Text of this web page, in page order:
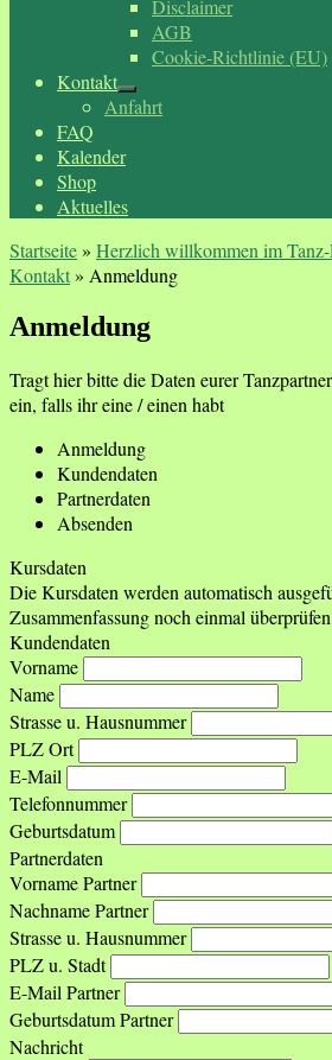
Disclaimer
AGB
Cookie-Richtlinie (EU)
Kontakt
Anfahrt
FAQ
Kalender
Shop
Aktuelles
Startseite» Herzlich willkommen im
Kontakt» Anmeldung
Anmeldung
Tragt hier bitte die Daten eurer
ein, falls ihr eine / einen habt
Anmeldung
Kundendaten
Partnerdaten
Absenden
Kursdaten
Die Kursdaten werden automatisch
Zusammenfassung noch einmal
Kundendaten
Vorname
Name
Strasse u. Hausnummer
PLZ Ort
E-Mail
Telefonnummer
Geburtsdatum
Partnerdaten
Vorname Partner
Nachname Partner
Strasse u. Hausnummer
PLZ u. Stadt
E-Mail Partner
Geburtsdatum Partner
Nachricht